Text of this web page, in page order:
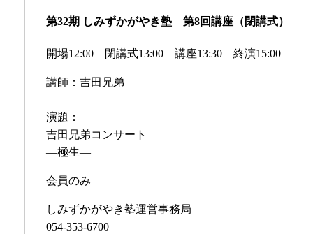
第32期 しみずかがやき塾 第8回講座（閉講式）
開場12:00 閉講式13:00 講座13:30 終演15:00
講師：吉田兄弟
演題：
吉田兄弟コンサート
―極生―
会員のみ
しみずかがやき塾運営事務局
054-353-6700